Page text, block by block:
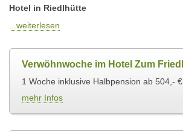
Hotel in Riedlhütte
..weiterlesen
Verwöhnwoche im Hotel Zum Friedl
1 Woche inklusive Halbpension ab 504,- €
mehr Infos